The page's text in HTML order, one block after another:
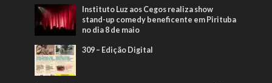
Instituto Luz aos Cegos realiza show
stand-up comedy beneficente em Pirituba
no dia 8 de maio
309 – Edição Digital